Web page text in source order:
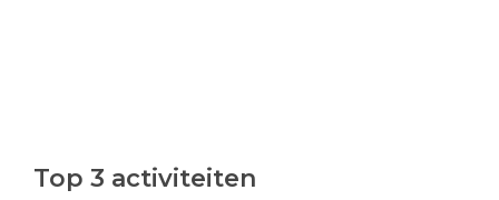
Top 3 activiteiten